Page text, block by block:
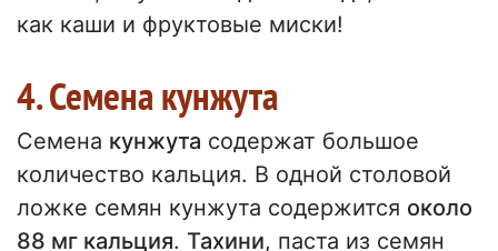
как каши и фруктовые миски!
4. Семена кунжута
Семена кунжута содержат большое
количество кальция. В одной столовой
ложке семян кунжута содержится около
88 мг кальция. Тахини, паста из семян